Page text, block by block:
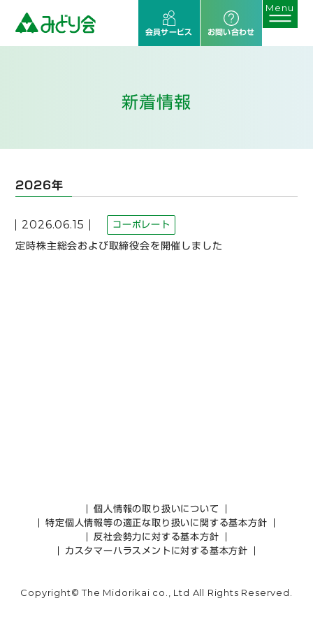
会員サービス お問い合わせ
新着情報
2026年
定時株主総会および取締役会を開催しました
2026.06.15 コーポレート
個人情報の取り扱いについて
特定個人情報等の適正な取り扱いに関する基本方針
反社会勢力に対する基本方針
カスタマーハラスメントに対する基本方針
Copyright© The Midorikai co., Ltd All Rights Reserved.